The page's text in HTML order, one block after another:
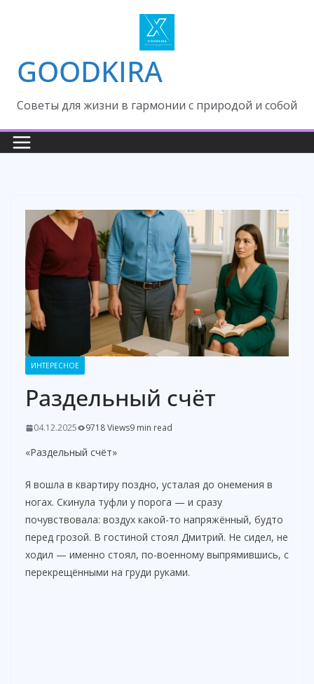
GOODKIRA
Cоветы для жизни в гармонии с природой и собой
ИНТЕРЕСНОЕ
Раздельный счёт
04.12.2025 9718 Views9 min read
«Раздельный счёт»
Я вошла в квартиру поздно, усталая до онемения в
ногах. Скинула туфли у порога — и сразу
почувствовала: воздух какой-то напряжённый, будто
перед грозой. В гостиной стоял Дмитрий. Не сидел, не
ходил — именно стоял, по-военному выпрямившись, с
перекрещёнными на груди руками.